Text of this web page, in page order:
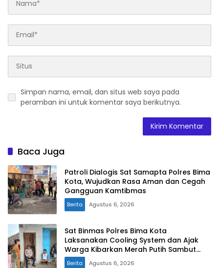
Simpan nama, email, dan situs web saya pada
peramban ini untuk komentar saya berikutnya.
Baca Juga
Patroli Dialogis Sat Samapta Polres Bima
Kota, Wujudkan Rasa Aman dan Cegah
Gangguan Kamtibmas
Berita Agustus 6, 2026
Sat Binmas Polres Bima Kota
Laksanakan Cooling System dan Ajak
Warga Kibarkan Merah Putih Sambut
HUT RI Ke-81
Berita Agustus 6, 2026